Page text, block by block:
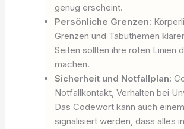
genug erscheint.
Persönliche Grenzen:
Grenzen und Tabuthemen
Seiten sollten ihre roten Linien
machen.
Sicherheit und Notfallplan:
Notfallkontakt, Verhalten bei
Das Codewort kann auch
signalisiert werden, dass alles